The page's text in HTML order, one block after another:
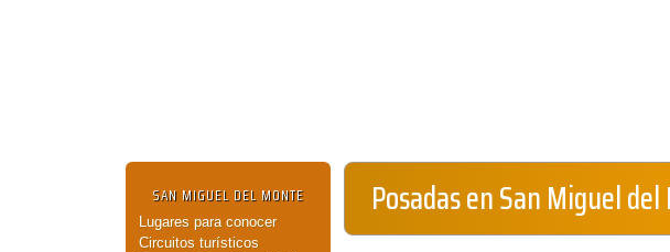
SAN MIGUEL DEL MONTE
Lugares para conocer
Circuitos turísticos
Posadas en San Miguel